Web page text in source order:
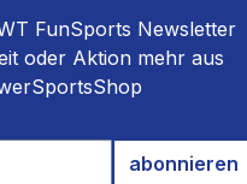
FunSports Newsletter
oder Aktion mehr aus
abonnieren